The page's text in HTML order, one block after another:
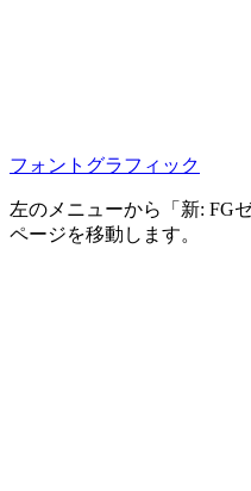
フォントグラフィック
左のメニューから「新: FG
ページを移動します。